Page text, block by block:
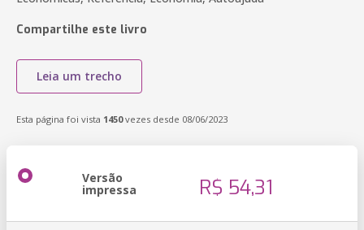
Compartilhe este livro
Leia um trecho
Esta página foi vista 1450vezes desde 08/06/2023
Versão
impressa R$ 54,31